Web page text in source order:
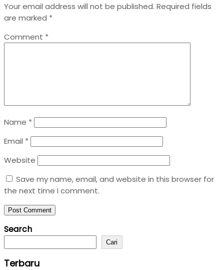
Your email address will not be published. Required fields
are marked *
Comment *
Name *
Email *
Website
Save my name, email, and website in this browser for
the next time I comment.
Search
Cari
Terbaru